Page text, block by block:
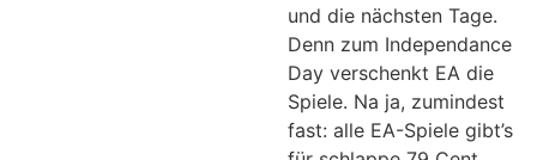
und die nächsten Tage.
Denn zum Independance
Day verschenkt EA die
Spiele. Na ja, zumindest
fast: alle EA-Spiele gibt’s